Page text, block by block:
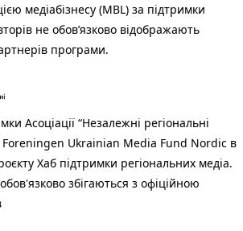
медіабізнесу (MBL) за підтримки
не обов’язково відображають
програми.
Асоціації “Незалежні регіональні
Foreningen Ukrainian Media Fund Nordic в
Хаб підтримки регіональних медіа.
збігаються з офіційною